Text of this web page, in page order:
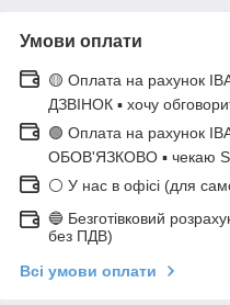
Умови оплати
🟡 Оплата на рахунок
ДЗВІНОК ▪ хочу
🟢 Оплата на рахунок
ОБОВ'ЯЗКОВО ▪ чекаю
⚪ У нас в офісі (для
🔵 Безготівковий
без ПДВ)
Всі умови оплати